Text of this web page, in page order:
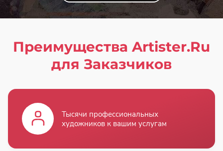
Преимущества Artister.Ru
для Заказчиков
Тысячи профессиональных
художников к вашим услугам